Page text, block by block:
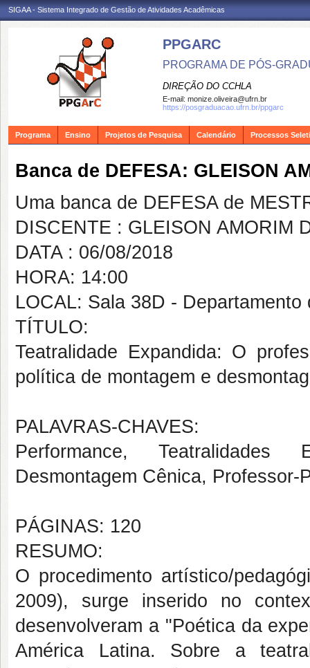
SIGAA - Sistema Integrado de Gestão de Atividades Acadêmicas
PPGARC
PROGRAMA DE PÓS-
DIREÇÃO DO CCHLA
E-mail: monize.oliveira@ufrn.br
https://posgraduacao.ufrn.br/ppgarc
Programa Ensino Projetos de Pesquisa Calendário Processos
Banca de DEFESA: GLEISON
Uma banca de DEFESA de
DISCENTE : GLEISON AMORIM
DATA : 06/08/2018
HORA: 14:00
LOCAL: Sala 38D - Departamento
TÍTULO:
Teatralidade Expandida: O
política de montagem e
PALAVRAS-CHAVES:
Performance, Teatralidades
Desmontagem Cênica, Professor-
PÁGINAS: 120
RESUMO:
O procedimento artístico/
2009), surge inserido no
desenvolveram a "Poética da
América Latina. Sobre a